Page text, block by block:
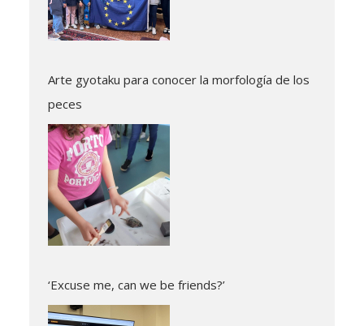
Arte gyotaku para conocer la morfología de los
peces
‘Excuse me, can we be friends?’